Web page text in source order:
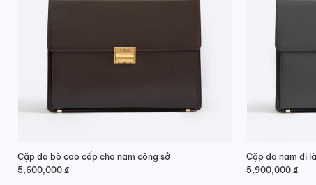
Cặp da bò cao cấp cho nam công sở
5,600,000 ₫
Cặp da nam đi
5,900,000₫